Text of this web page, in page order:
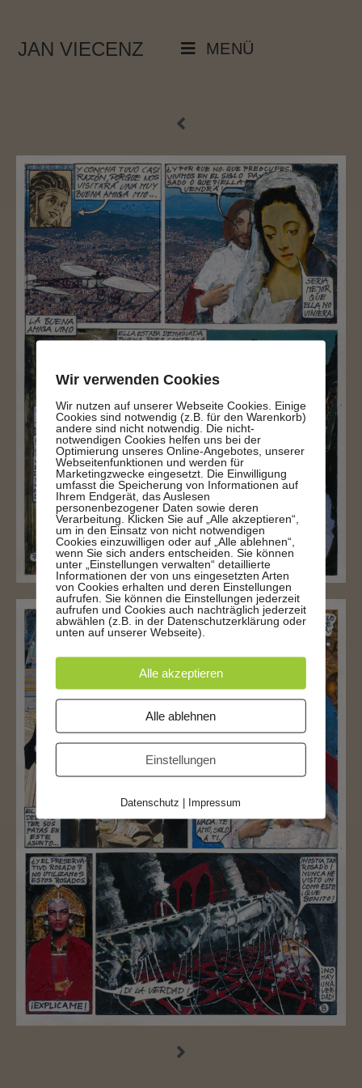
JAN VIECENZ MENÜ
Wir verwenden Cookies
Wir nutzen auf unserer Webseite Cookies. Einige
Cookies sind notwendig (z.B. für den Warenkorb)
andere sind nicht notwendig. Die nicht-
notwendigen Cookies helfen uns bei der
Optimierung unseres Online-Angebotes, unserer
Webseitenfunktionen und werden für
Marketingzwecke eingesetzt. Die Einwilligung
umfasst die Speicherung von Informationen auf
Ihrem Endgerät, das Auslesen
personenbezogener Daten sowie deren
Verarbeitung. Klicken Sie auf „Alle akzeptieren“,
um in den Einsatz von nicht notwendigen
Cookies einzuwilligen oder auf „Alle ablehnen“,
wenn Sie sich anders entscheiden. Sie können
unter „Einstellungen verwalten“ detaillierte
Informationen der von uns eingesetzten Arten
von Cookies erhalten und deren Einstellungen
aufrufen. Sie können die Einstellungen jederzeit
aufrufen und Cookies auch nachträglich jederzeit
abwählen (z.B. in der Datenschutzerklärung oder
unten auf unserer Webseite).
Alle akzeptieren
Alle ablehnen
Einstellungen
Datenschutz | Impressum